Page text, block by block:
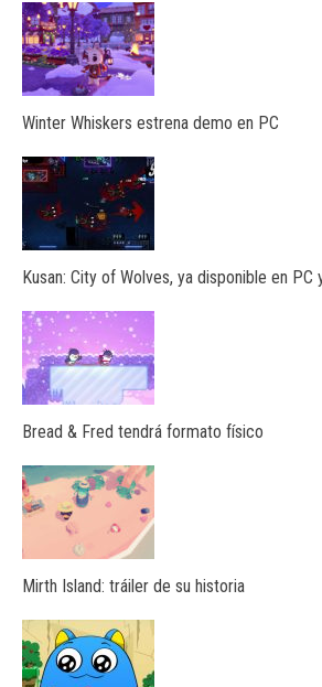
Winter Whiskers estrena demo en PC
Kusan: City of Wolves, ya disponible en PC
Bread & Fred tendrá formato físico
Mirth Island: tráiler de su historia